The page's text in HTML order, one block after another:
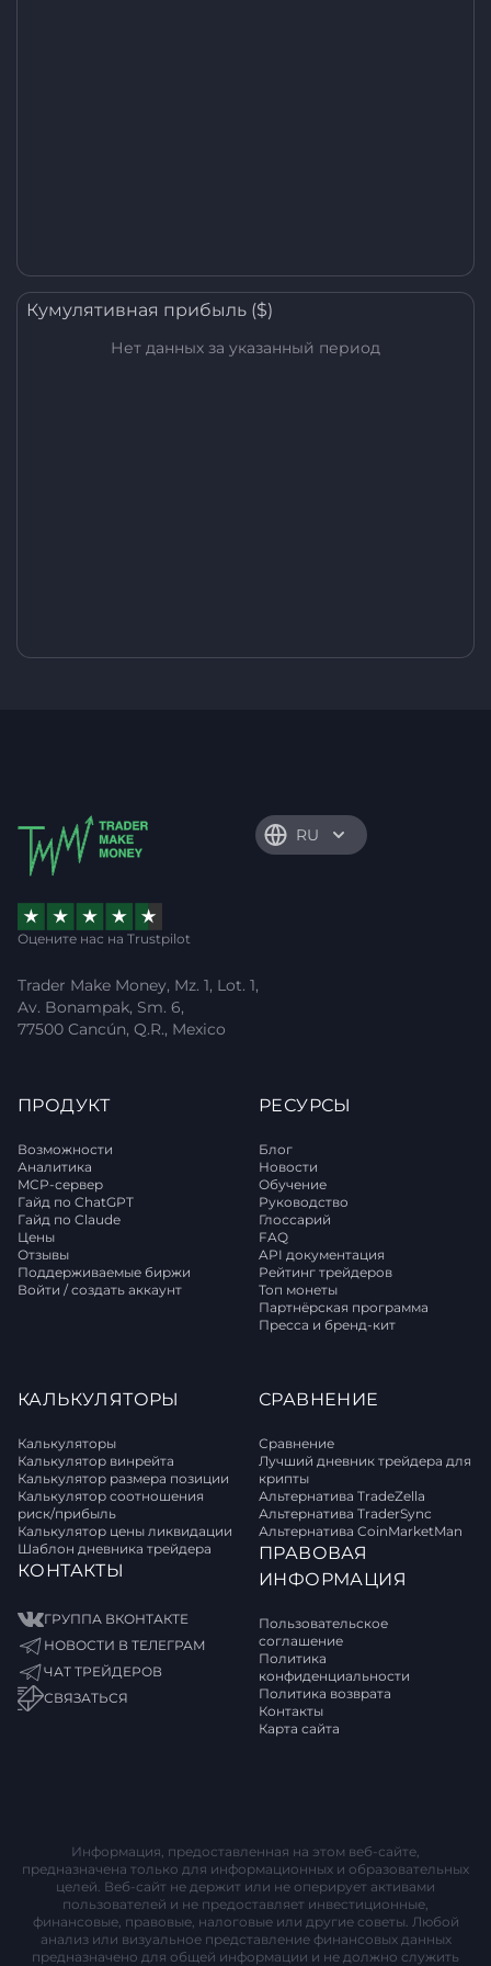
Кумулятивная прибыль ($)
Нет данных за указанный период
RU
Оцените нас на Trustpilot
Trader Make Money, Mz. 1, Lot. 1,
Av. Bonampak, Sm. 6,
77500 Cancún, Q.R., Mexico
ПРОДУКТ
Возможности
Аналитика
MCP-сервер
Гайд по ChatGPT
Гайд по Claude
Цены
Отзывы
Поддерживаемые биржи
Войти / создать аккаунт
РЕСУРСЫ
Блог
Новости
Обучение
Руководство
Глоссарий
FAQ
API документация
Рейтинг трейдеров
Топ монеты
Партнёрская программа
Пресса и бренд-кит
КАЛЬКУЛЯТОРЫ
Калькуляторы
Калькулятор винрейта
Калькулятор размера позиции
Калькулятор соотношения
риск/прибыль
Калькулятор цены ликвидации
Шаблон дневника трейдера
КОНТАКТЫ
ГРУППА ВКОНТАКТЕ
НОВОСТИ В ТЕЛЕГРАМ
ЧАТ ТРЕЙДЕРОВ
СВЯЗАТЬСЯ
СРАВНЕНИЕ
Сравнение
Лучший дневник трейдера для
крипты
Альтернатива TradeZella
Альтернатива TraderSync
Альтернатива CoinMarketMan
ПРАВОВАЯ
ИНФОРМАЦИЯ
Пользовательское
соглашение
Политика
конфиденциальности
Политика возврата
Контакты
Карта сайта
Информация, предоставленная на этом веб-сайте,
предназначена только для информационных и образовательных
целей. Веб-сайт не держит или не оперирует активами
пользователей и не предоставляет инвестиционные,
финансовые, правовые, налоговые или другие советы. Любой
анализ или визуальное представление финансовых данных
предназначено для общей информации и не должно служить